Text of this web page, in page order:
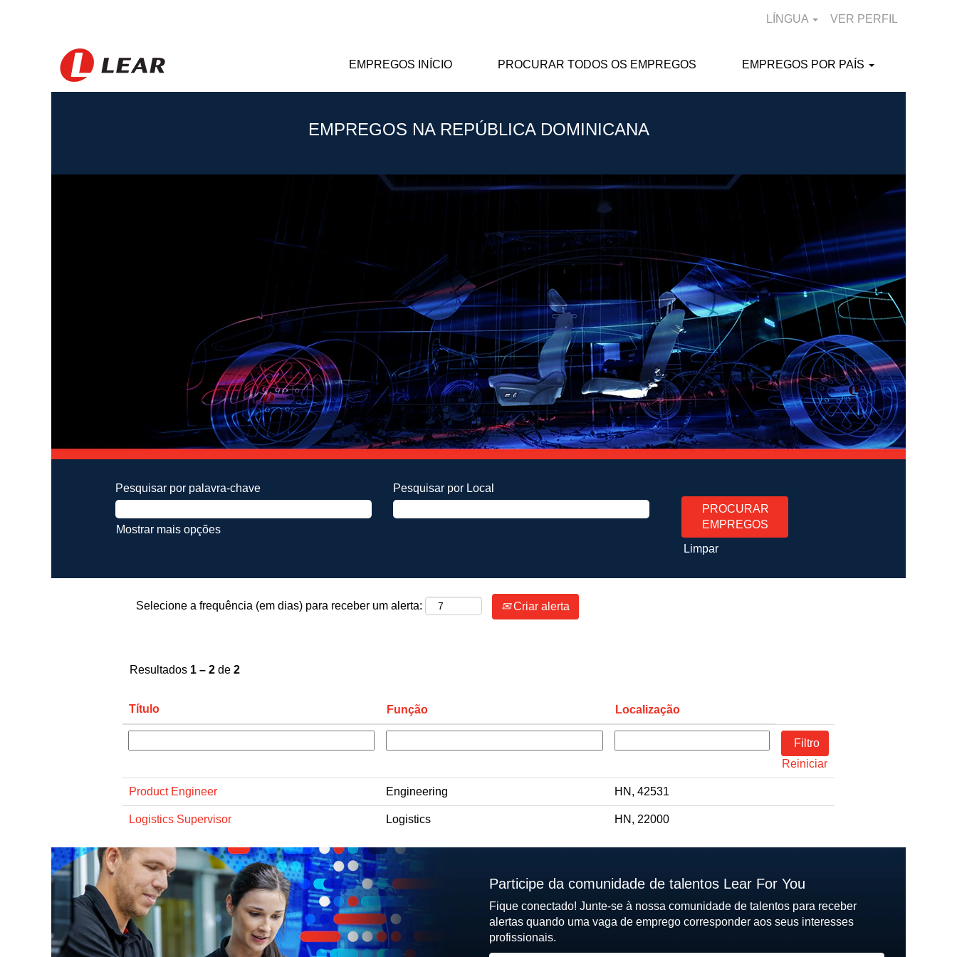
LÍNGUA VER PERFIL
EMPREGOS INÍCIO PROCURAR TODOS OS EMPREGOS EMPREGOS POR PAÍS
EMPREGOS NA REPÚBLICA DOMINICANA
Pesquisar por palavra-chave Pesquisar por Local
Mostrar mais opções
Limpar
Selecione a frequência (em dias) para receber um alerta: Criar alerta
Resultados 1 – 2 de 2
Título Função Localização
Reiniciar
Product Engineer Engineering HN, 42531
Logistics Supervisor Logistics HN, 22000
Participe da comunidade de talentos Lear For You
Fique conectado! Junte-se à nossa comunidade de talentos para receber
alertas quando uma vaga de emprego corresponder aos seus interesses
profissionais.